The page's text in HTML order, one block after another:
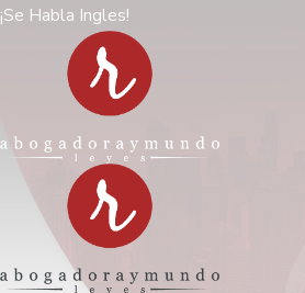
¡Se Habla Ingles!